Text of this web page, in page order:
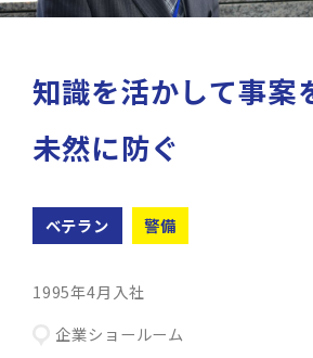
知識を活かして事案
未然に防ぐ
ベテラン 警備
1995年4月入社
企業ショールーム